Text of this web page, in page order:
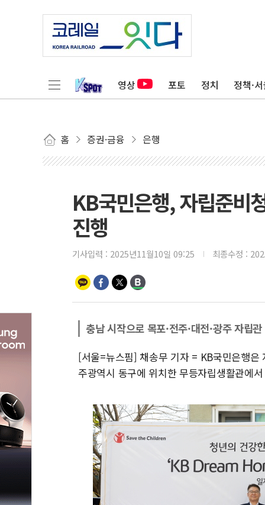
영상 포토 정치 정책·
홈 증권·금융 은행
KB국민은행, 자립준비
진행
기사입력 : 2025년11월10일 09:25 최종수정 :
충남 시작으로 목포·전주·대전·광주 자립
[서울=뉴스핌] 채송무 기자 = KB국민은행
주광역시 동구에 위치한 무등자립생활관에